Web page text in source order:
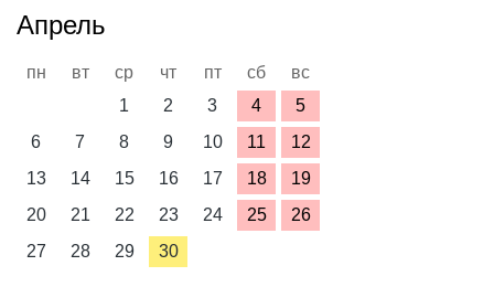
Апрель
пн вт ср чт пт сб
вс
1
2 3 4
5
6
7 8 9 10 11
12
13
14 15 16 17 18
19
20
21 22 23 24 25
26
27
28 29 30